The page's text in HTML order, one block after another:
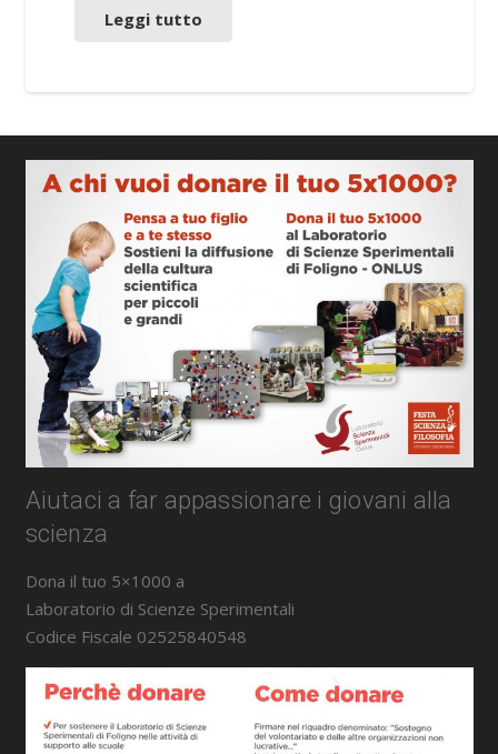
Leggi tutto
Aiutaci a far appassionare i giovani alla
scienza
Dona il tuo 5×1000 a
Laboratorio di Scienze Sperimentali
Codice Fiscale 02525840548